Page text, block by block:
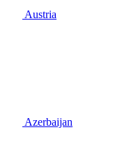
Austria
Azerbaijan